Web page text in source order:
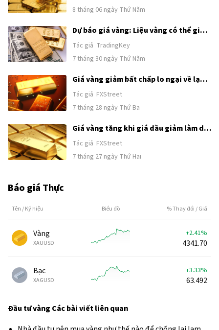
8 tháng 06 ngày Thứ Năm
Dự báo giá vàng: Liệu vàng có thể giữ
mốc 4.020 USD khi kỳ vọng Fed tăng lãi
suất gia tăng?
Tác giả TradingKey
7 tháng 30 ngày Thứ Năm
Giá vàng giảm bất chấp lo ngại về lạm
phát và các đợt tăng lãi suất dịu bớt
Tác giả FXStreet
7 tháng 28 ngày Thứ Ba
Giá vàng tăng khi giá dầu giảm làm dịu
lo ngại về lạm phát và tăng lãi suất
Tác giả FXStreet
7 tháng 27 ngày Thứ Hai
Báo giá Thực
Tên / Ký hiệu Biểu đồ % Thay đổi / Giá
Vàng
XAUUSD
+2.41%
4341.70
Bạc
XAGUSD
+3.33%
63.492
Đầu tư vàng Các bài viết liên quan